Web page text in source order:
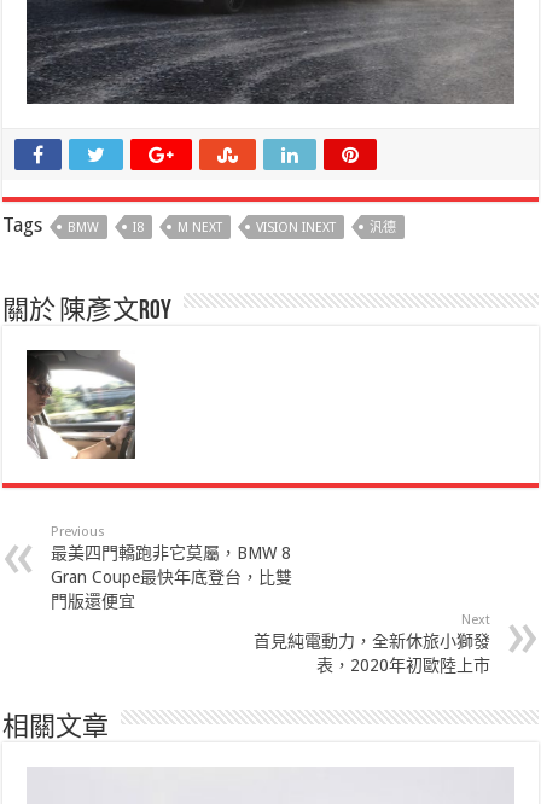
Tags BMW I8 M NEXT VISION INEXT 汎德
關於 陳彥文Roy
Previous
最美四門轎跑非它莫屬，BMW 8
Gran Coupe最快年底登台，比雙
門版還便宜
Next
首見純電動力，全新休旅小獅發
表，2020年初歐陸上市
相關文章